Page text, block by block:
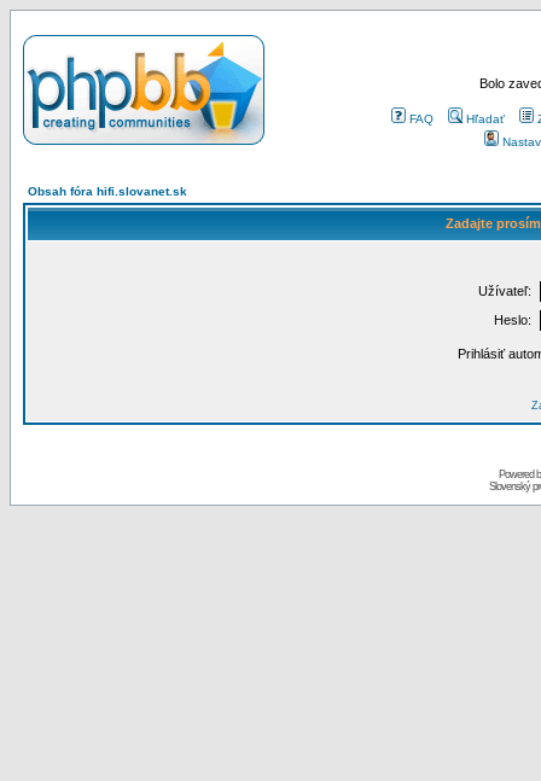
Bolo
FAQ Hľadať
Obsah fóra hifi.slovanet.sk
Zadajte
Užívateľ:
Heslo:
Prihlásiť
Powered
Slovenský